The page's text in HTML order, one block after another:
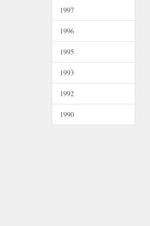
1997
1996
1995
1993
1992
1990